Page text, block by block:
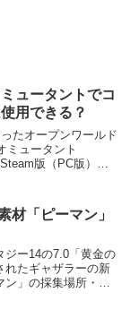
ュータントでコ
用できる？
たオープンワールド
ミュータント
版（PC版）に
行った記事で...
材「ピーマン」
ジー14の7.0「黄金の
れたギャザラーの新
ン」の採集場所・入